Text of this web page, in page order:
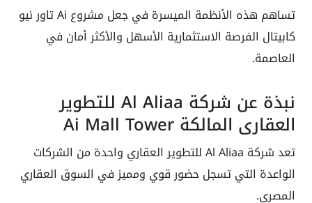
تساهم هذه الأنظمة الميسرة في جعل مشروع Ai تاور نيو
كابيتال الفرصة الاستثمارية الأسهل والأكثر أمان في
العاصمة.
نبذة عن شركة Al Aliaa للتطوير
العقاري المالكة Ai Mall Tower
تعد شركة Al Aliaa للتطوير العقاري واحدة من الشركات
الواعدة التي تسجل حضور قوي ومميز في السوق العقاري
المصري.